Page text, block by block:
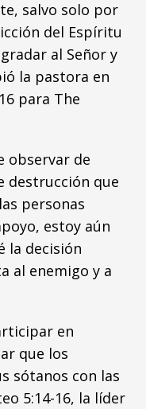
salvo solo por
del Espíritu
al Señor y
la pastora en
para The
observar de
destrucción que
personas
estoy aún
la decisión
al enemigo y a
en
que los
sótanos con las
5:14-16, la líder